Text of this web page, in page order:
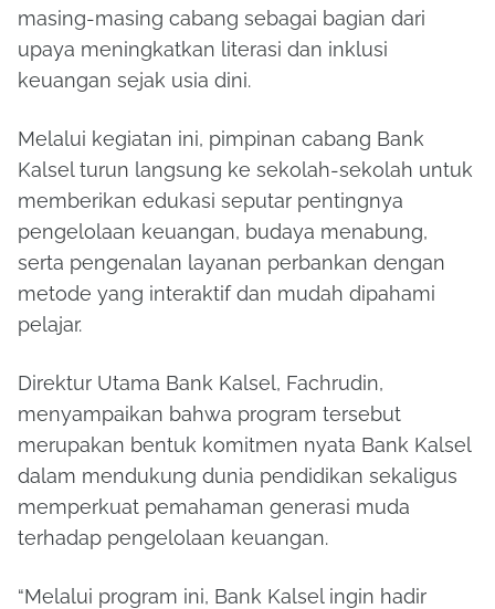
masing-masing cabang sebagai bagian dari
upaya meningkatkan literasi dan inklusi
keuangan sejak usia dini.
Melalui kegiatan ini, pimpinan cabang Bank
Kalsel turun langsung ke sekolah-sekolah untuk
memberikan edukasi seputar pentingnya
pengelolaan keuangan, budaya menabung,
serta pengenalan layanan perbankan dengan
metode yang interaktif dan mudah dipahami
pelajar.
Direktur Utama Bank Kalsel, Fachrudin,
menyampaikan bahwa program tersebut
merupakan bentuk komitmen nyata Bank Kalsel
dalam mendukung dunia pendidikan sekaligus
memperkuat pemahaman generasi muda
terhadap pengelolaan keuangan.
“Melalui program ini, Bank Kalsel ingin hadir